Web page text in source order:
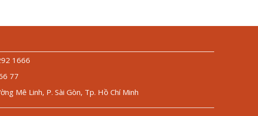
1666
77
Mê Linh, P. Sài Gòn, Tp. Hồ Chí Minh